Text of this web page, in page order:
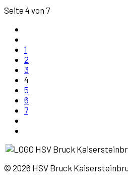
Seite 4 von 7
1
2
3
4
5
6
7
© 2026 HSV Bruck